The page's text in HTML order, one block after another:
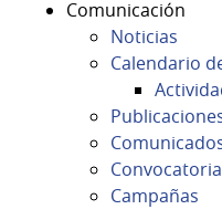
Comunicación
Noticias
Calendario
Campañas